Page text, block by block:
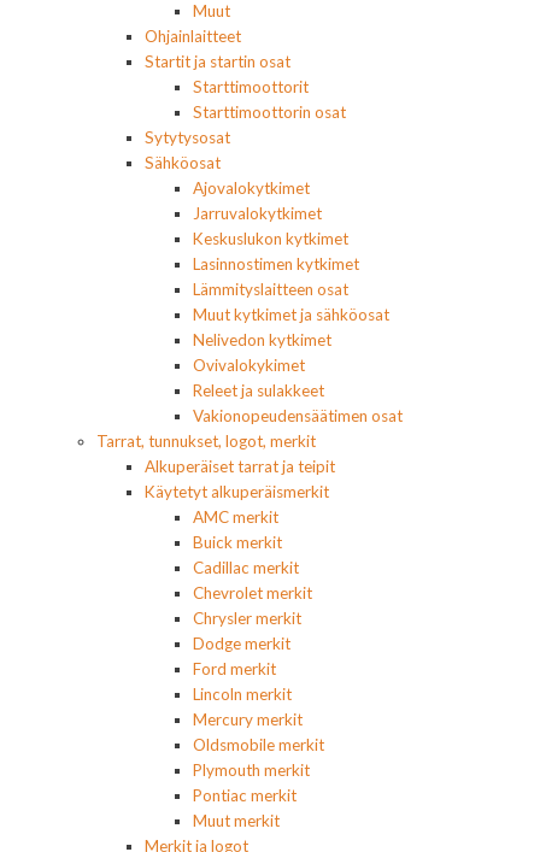
Muut
Ohjainlaitteet
Startit ja startin osat
Starttimoottorit
Starttimoottorin osat
Sytytysosat
Sähköosat
Ajovalokytkimet
Jarruvalokytkimet
Keskuslukon kytkimet
Lasinnostimen kytkimet
Lämmityslaitteen osat
Muut kytkimet ja sähköosat
Nelivedon kytkimet
Ovivalokykimet
Releet ja sulakkeet
Vakionopeudensäätimen osat
Tarrat, tunnukset, logot, merkit
Alkuperäiset tarrat ja teipit
Käytetyt alkuperäismerkit
AMC merkit
Buick merkit
Cadillac merkit
Chevrolet merkit
Chrysler merkit
Dodge merkit
Ford merkit
Lincoln merkit
Mercury merkit
Oldsmobile merkit
Plymouth merkit
Pontiac merkit
Muut merkit
Merkit ja logot